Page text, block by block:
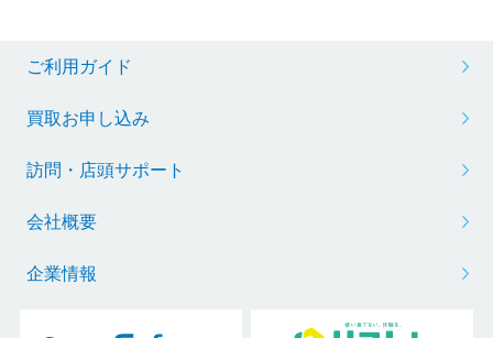
ご利用ガイド
買取お申し込み
訪問・店頭サポート
会社概要
企業情報